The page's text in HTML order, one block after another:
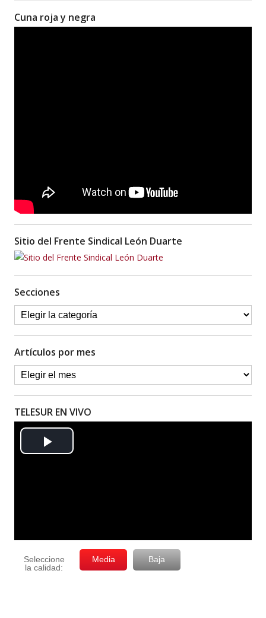
Cuna roja y negra
Sitio del Frente Sindical León Duarte
Secciones
Artículos por mes
TELESUR EN VIVO